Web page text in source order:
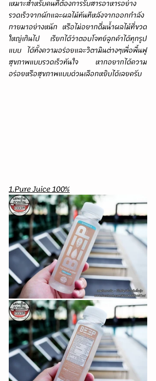
เหมาะสำหรับคนที่ต้องการรับสารอาหารอย่าง
รวดเร็วจากผักและผลไม้ทันทีหลังจากออกกำลัง
กายมาอย่างหนัก หรือไม่อยากดื่มน้ำผลไม้ที่ขวด
ใหญ่เกินไป เรียกได้ว่าตอบโจทย์ลูกค้าได้ทุกรูป
แบบ ได้ทั้งความอร่อยและวิตามินต่างๆเพื่อพื้นฟู
สุขภาพแบบรวดเร็วทันใจ หากอยากได้ความ
อร่อยหรือสุขภาพแบบด่วนเลือกหยิบได้เลยครับ
1.Pure Juice 100%